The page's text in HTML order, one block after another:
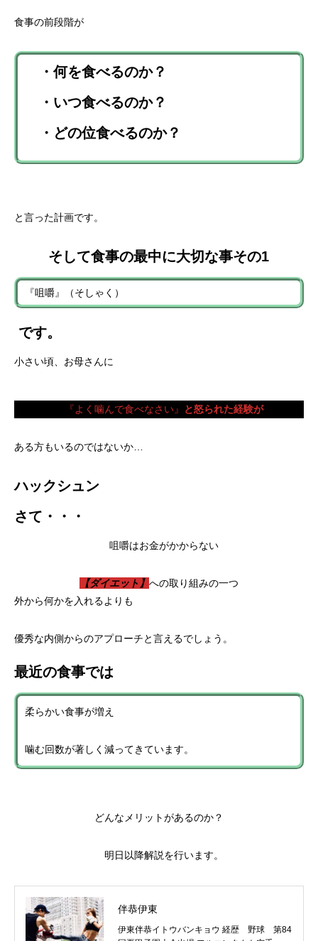
食事の前段階が
・何を食べるのか？
・いつ食べるのか？
・どの位食べるのか？
と言った計画です。
そして食事の最中に大切な事その1
『咀嚼』（そしゃく）
です。
小さい頃、お母さんに
『よく噛んで食べなさい』 と怒られた経験が
ある方もいるのではないか…
ハックシュン
さて・・・
咀嚼はお金がかからない
【ダイエット】 への取り組みの一つ
外から何かを入れるよりも
優秀な内側からのアプローチと言えるでしょう。
最近の食事では
柔らかい食事が増え
噛む回数が著しく減ってきています。
どんなメリットがあるのか？
明日以降解説を行います。
伴恭伊東
伊東伴恭イトウバンキョウ 経歴 野球 第84